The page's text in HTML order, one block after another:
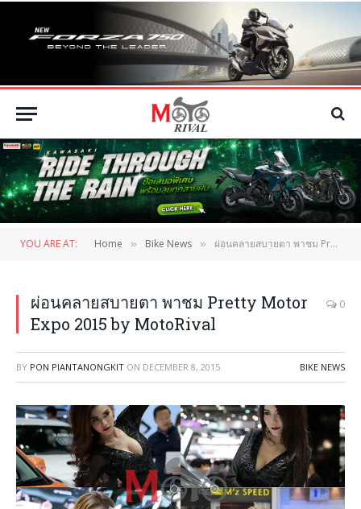
YOU ARE AT: Home » Bike News » ผ่อนคลายสบายตา พาชม Pretty Motor Expo 2015 by MotoRival
ผ่อนคลายสบายตา พาชม Pretty Motor
Expo 2015 by MotoRival
0
BY PON PIANTANONGKIT ON DECEMBER 8, 2015 BIKE NEWS